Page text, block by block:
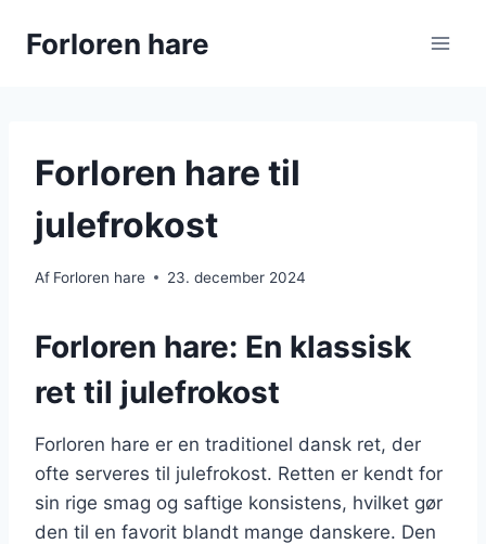
Forloren hare
Forloren hare til
julefrokost
Af Forloren hare 23. december 2024
Forloren hare: En klassisk
ret til julefrokost
Forloren hare er en traditionel dansk ret, der
ofte serveres til julefrokost. Retten er kendt for
sin rige smag og saftige konsistens, hvilket gør
den til en favorit blandt mange danskere. Den